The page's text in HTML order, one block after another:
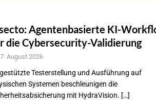
Agentenbasierte KI-
die Cybersecurity-Validierung
7. August 2026
Testerstellung und Ausführung auf
Systemen beschleunigen die
mit HydraVision. […]